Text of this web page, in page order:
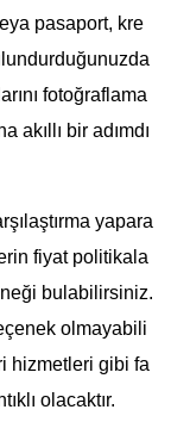
pasaport, kre
fotoğraflama
akıllı bir adımdı
yapara
fiyat politikala
bulabilirsiniz.
olmayabili
hizmetleri gibi fa
olacaktır.